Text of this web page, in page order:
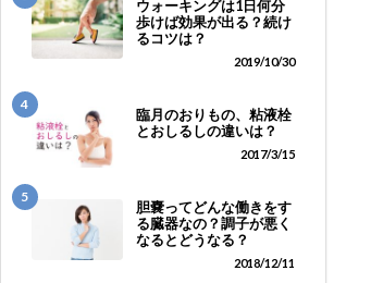
ウォーキングは1日何分
歩けば効果が出る？続け
るコツは？
2019/10/30
4
臨月のおりもの、粘液栓
とおしるしの違いは？
2017/3/15
5
胆嚢ってどんな働きをす
る臓器なの？調子が悪く
なるとどうなる？
2018/12/11